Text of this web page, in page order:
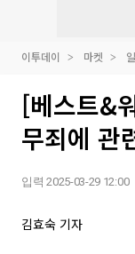
이투데이 마켓
[베스트&
무죄에 관
입력 2025-03-29 12:00
김효숙 기자